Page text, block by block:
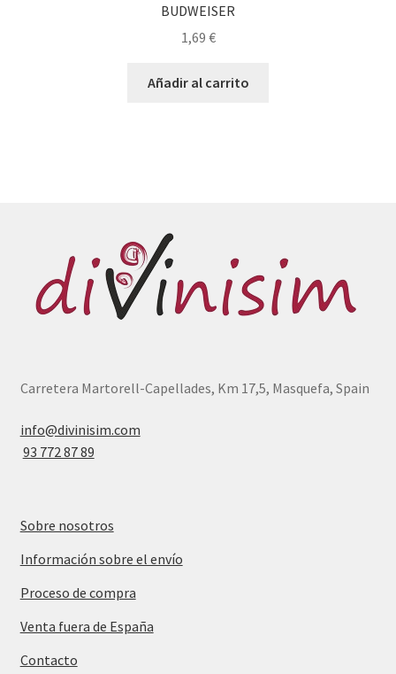
BUDWEISER
1,69 €
Añadir al carrito
Carretera Martorell-Capellades, Km 17,5, Masquefa, Spain
info@divinisim.com
93 772 87 89
Sobre nosotros
Información sobre el envío
Proceso de compra
Venta fuera de España
Contacto